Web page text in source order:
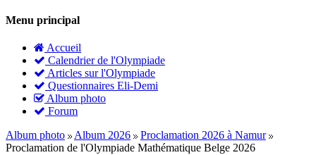
Menu principal
Accueil
Calendrier de l'Olympiade
Articles sur l'Olympiade
Questionnaires Eli-Demi
Album photo
Forum
Album photo
Album 2026
Proclamation 2026 à Namur
Proclamation de l'Olympiade Mathématique Belge 2026